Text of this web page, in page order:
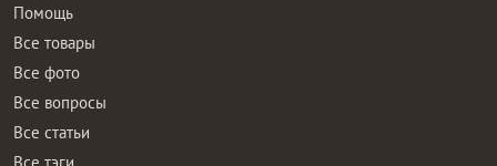
Помощь
Все товары
Все фото
Все вопросы
Все статьи
Все тэги